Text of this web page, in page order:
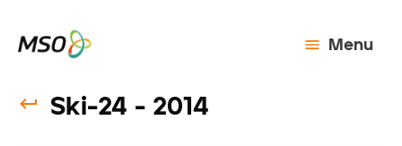
Menu
Ski-24 - 2014